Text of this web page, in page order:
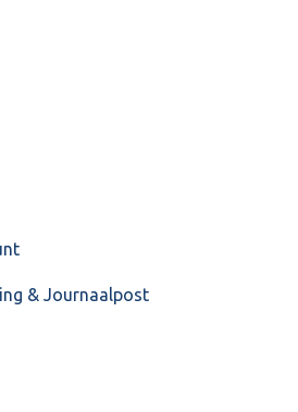
Onderhoud
CASH Lonen en overstap naar
& Journaalpost